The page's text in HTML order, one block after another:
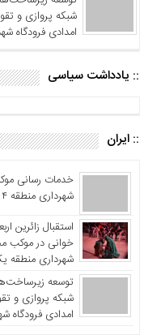
شبکه پروازی و
امدادی فرودگاه
:: یادداشت سیاسی
:: ایران
خدمات رسانی
شهرداری منطقه ۴ در مسیر مشایه
استقبال زائرین
خوانی در موکب
شهرداری منطقه
توسعه
شبکه پروازی و
امدادی فرودگاه